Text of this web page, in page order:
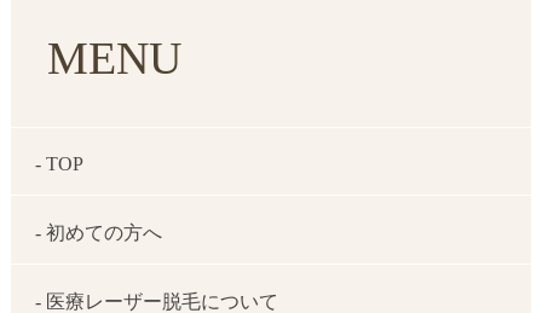
MENU
- TOP
- 初めての方へ
- 医療レーザー脱毛について